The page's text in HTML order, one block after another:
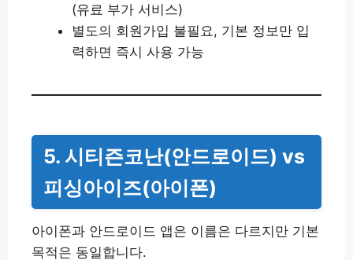
(유료 부가 서비스)
별도의 회원가입 불필요, 기본 정보만 입
력하면 즉시 사용 가능
5. 시티즌코난(안드로이드) vs
피싱아이즈(아이폰)
아이폰과 안드로이드 앱은 이름은 다르지만 기본
목적은 동일합니다.